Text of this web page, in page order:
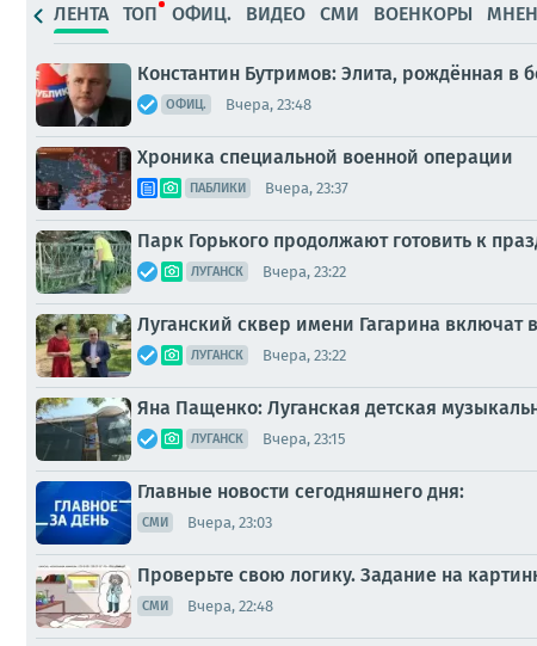
ЛЕНТА ТОП ОФИЦ. ВИДЕО СМИ ВОЕНКОРЫ
Константин Бутримов: Элита, рождённая
ОФИЦ. Вчера, 23:48
Хроника специальной военной операции
ПАБЛИКИ Вчера, 23:37
Парк Горького продолжают готовить к
ЛУГАНСК Вчера, 23:22
Луганский сквер имени Гагарина
ЛУГАНСК Вчера, 23:22
Яна Пащенко: Луганская детская
ЛУГАНСК Вчера, 23:15
Главные новости сегодняшнего дня:
СМИ Вчера, 23:03
Проверьте свою логику. Задание на
СМИ Вчера, 22:48